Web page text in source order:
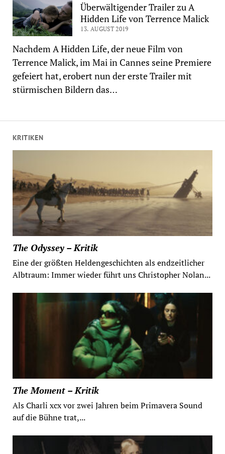
KRITIKEN
The Odyssey – Kritik
Eine der größten Heldengeschichten als endzeitlicher
Albtraum: Immer wieder führt uns Christopher Nolan...
The Moment – Kritik
Als Charli xcx vor zwei Jahren beim Primavera Sound
auf die Bühne trat,...
Überwältigender Trailer zu A
Hidden Life von Terrence Malick
13. AUGUST 2019
Nachdem A Hidden Life, der neue Film von
Terrence Malick, im Mai in Cannes seine Premiere
gefeiert hat, erobert nun der erste Trailer mit
stürmischen Bildern das…